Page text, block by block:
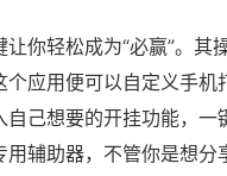
你轻松成为“必赢”。其
个应用便可以自定义手机
自己想要的开挂功能，一
用辅助器，不管你是想分